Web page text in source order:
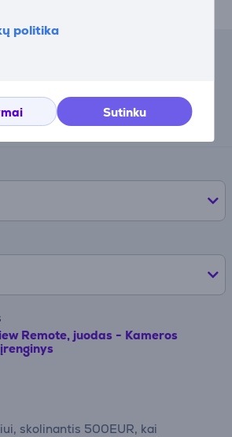
politika
Sutinku
ir suderinamumo patobulinimus.
mėnesinė įmoka
19 €
Remote, juodas - Kameros
skolinantis 500EUR, kai